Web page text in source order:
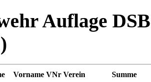
Auflage
Vorname VNr Verein
Summe